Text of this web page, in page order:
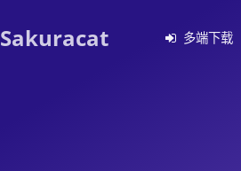
Sakuracat 多端下载